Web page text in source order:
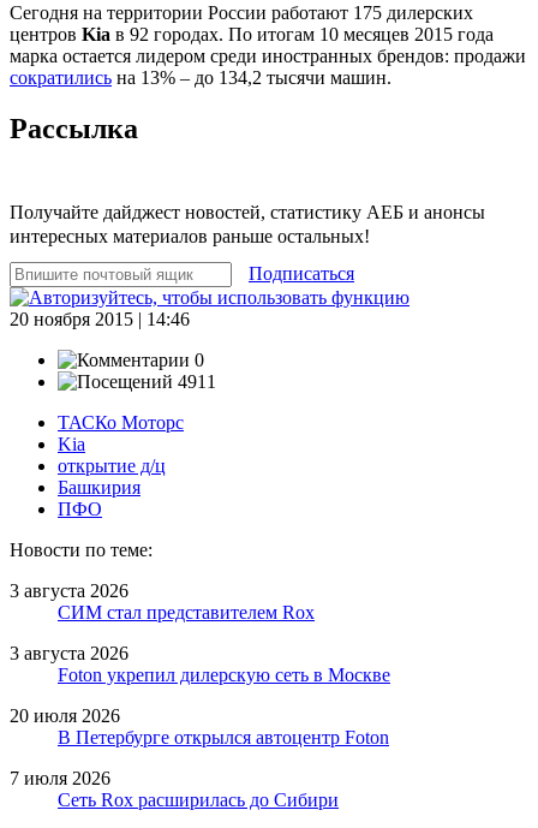
Сегодня на территории России работают 175 дилерских
центров Kia в 92 городах. По итогам 10 месяцев 2015 года
марка остается лидером среди иностранных брендов: продажи
сократились на 13% – до 134,2 тысячи машин.
Рассылка
Получайте дайджест новостей, статистику АЕБ и анонсы
интересных материалов раньше остальных!
Подписаться
20 ноября 2015 | 14:46
0
4911
ТАСКо Моторс
Kia
открытие д/ц
Башкирия
ПФО
Новости по теме:
3 августа 2026
СИМ стал представителем Rox
3 августа 2026
Foton укрепил дилерскую сеть в Москве
20 июля 2026
В Петербурге открылся автоцентр Foton
7 июля 2026
Сеть Rox расширилась до Сибири